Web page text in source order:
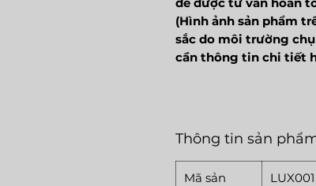
(Hình ảnh sản phẩm
sắc do môi trường
cần thông tin chi tiết
Thông tin sản
Mã sản
LUX001